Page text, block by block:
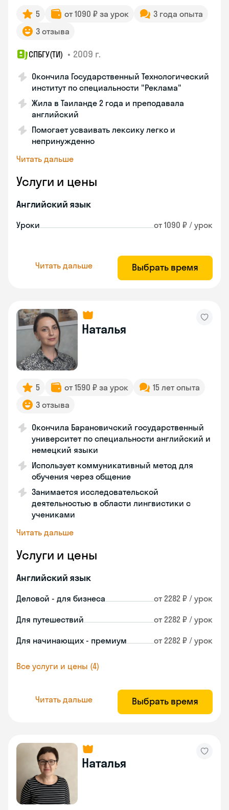
5 от 1090 ₽ за урок
3 года опыта
3 отзыва
СПБГУ(ТИ) • 2009 г.
Окончила Государственный Технологический
институт по специальности "Реклама"
Жила в Таиланде 2 года и преподавала
английский
Помогает усваивать лексику легко и
непринужденно
Читать дальше
Услуги и цены
Английский язык
Уроки от 1090 ₽ / урок
Читать дальше Выбрать время
Наталья
5 от 1590 ₽ за урок
15 лет опыта
3 отзыва
Окончила Барановичский государственный
университет по специальности английский и
немецкий языки
Использует коммуникативный метод для
обучения через общение
Занимается исследовательской
деятельностью в области лингвистики с
учениками
Читать дальше
Услуги и цены
Английский язык
Деловой - для бизнеса от 2282 ₽ / урок
Для путешествий от 2282 ₽ / урок
Для начинающих - премиум от 2282 ₽ / урок
Все услуги и цены (4)
Читать дальше Выбрать время
Наталья